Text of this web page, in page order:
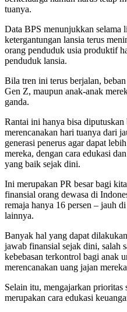
tuanya.
Data BPS menunjukkan selama
ketergantungan lansia terus
orang penduduk usia produktif
penduduk lansia.
Bila tren ini terus berjalan,
Gen Z, maupun anak-anak
ganda.
Rantai ini hanya bisa
merencanakan hari tuanya dari
generasi penerus agar dapat
mereka, dengan cara edukasi
yang baik sejak dini.
Ini merupakan PR besar bagi
finansial orang dewasa di
remaja hanya 16 persen – jauh
lainnya.
Banyak hal yang dapat
jawab finansial sejak dini, salah
kebebasan terkontrol bagi anak
merencanakan uang jajan
Selain itu, mengajarkan prioritas
merupakan cara edukasi